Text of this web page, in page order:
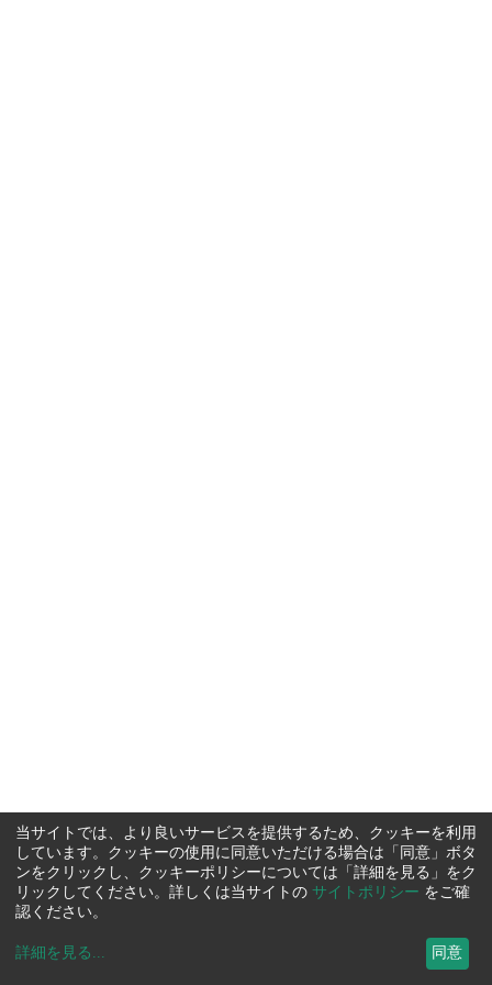
当サイトでは、より良いサービスを提供するため、クッキーを利用
しています。クッキーの使用に同意いただける場合は「同意」ボタ
ンをクリックし、クッキーポリシーについては「詳細を見る」をク
リックしてください。詳しくは当サイトの サイトポリシー をご確
認ください。
詳細を見る ... 同意